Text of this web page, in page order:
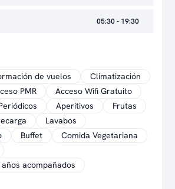
05:30 - 19:30
de vuelos
Climatización
PMR
Acceso Wifi Gratuito
Aperitivos
Frutas
Lavabos
Buffet
Comida Vegetariana
acompañados